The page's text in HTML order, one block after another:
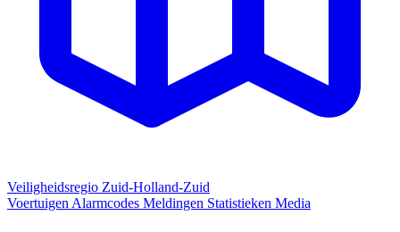
Veiligheidsregio Zuid-Holland-Zuid
Voertuigen Alarmcodes Meldingen Statistieken Media